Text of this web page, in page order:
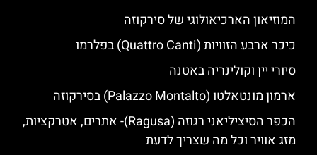
המוזיאון הארכיאולוגי של סירקוזה
כיכר ארבע הזוויות (Quattro Canti) בפלרמו
סיורי יין וקולינריה באטנה
ארמון מונטאלטו (Palazzo Montalto) בסירקוזה
הכפר הסיציליאני רגוזה (Ragusa)- אתרים, אטרקציות,
מזג אוויר וכל מה שצריך לדעת